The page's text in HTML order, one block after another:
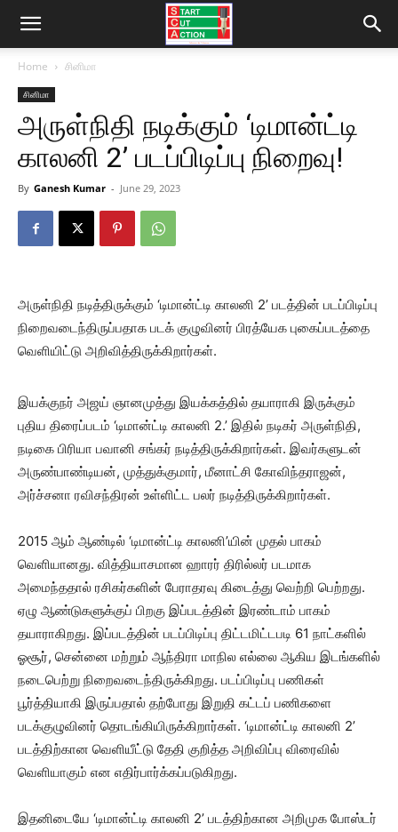
Home சினிமா
சினிமா
அருள்நிதி நடிக்கும் ‘டிமான்ட்டி
காலனி 2’ படப்பிடிப்பு நிறைவு!
By Ganesh Kumar - June 29, 2023
அருள்நிதி நடித்திருக்கும் ‘டிமான்ட்டி காலனி 2’ படத்தின் படப்பிடிப்பு
நிறைவடைந்திருப்பதாக படக் குழுவினர் பிரத்யேக புகைப்படத்தை
வெளியிட்டு அறிவித்திருக்கிறார்கள்.
இயக்குநர் அஜய் ஞானமுத்து இயக்கத்தில் தயாராகி இருக்கும்
புதிய திரைப்படம் ‘டிமான்ட்டி காலனி 2.’ இதில் நடிகர் அருள்நிதி,
நடிகை பிரியா பவானி சங்கர் நடித்திருக்கிறார்கள். இவர்களுடன்
அருண்பாண்டியன், முத்துக்குமார், மீனாட்சி கோவிந்தராஜன்,
அர்ச்சனா ரவிசந்திரன் உள்ளிட்ட பலர் நடித்திருக்கிறார்கள்.
2015 ஆம் ஆண்டில் ‘டிமான்ட்டி காலனி’யின் முதல் பாகம்
வெளியானது. வித்தியாசமான ஹாரர் திரில்லர் படமாக
அமைந்ததால் ரசிகர்களின் பேராதரவு கிடைத்து வெற்றி பெற்றது.
ஏழு ஆண்டுகளுக்குப் பிறகு இப்படத்தின் இரண்டாம் பாகம்
தயாராகிறது. இப்படத்தின் படப்பிடிப்பு திட்டமிட்டபடி 61 நாட்களில்
ஓசூர், சென்னை மற்றும் ஆந்திரா மாநில எல்லை ஆகிய இடங்களில்
நடைபெற்று நிறைவடைந்திருக்கிறது. படப்பிடிப்பு பணிகள்
பூர்த்தியாகி இருப்பதால் தற்போது இறுதி கட்டப் பணிகளை
படக்குழுவினர் தொடங்கியிருக்கிறார்கள். ‘டிமான்ட்டி காலனி 2’
படத்திற்கான வெளியீட்டு தேதி குறித்த அறிவிப்பு விரைவில்
வெளியாகும் என எதிர்பார்க்கப்படுகிறது.
இதனிடையே ‘டிமான்ட்டி காலனி 2’ படத்திற்கான அறிமுக போஸ்டர்